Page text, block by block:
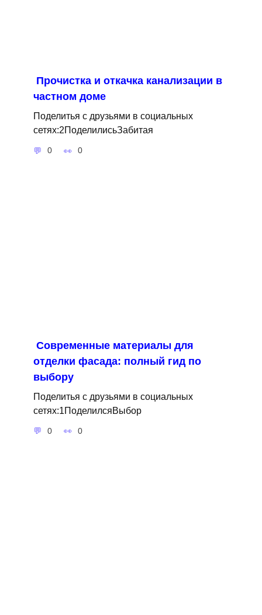
Прочистка и откачка канализации в
частном доме
Поделитья с друзьями в социальных
сетях:2ПоделилисьЗабитая
0 0
Современные материалы для
отделки фасада: полный гид по
выбору
Поделитья с друзьями в социальных
сетях:1ПоделилсяВыбор
0 0